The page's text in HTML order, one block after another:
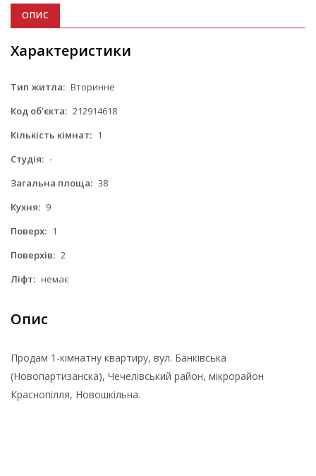
ОПИС
Характеристики
Тип житла: Вторинне
Код об'єкта: 212914618
Кількість кімнат: 1
Студія: -
Загальна площа: 38
Кухня: 9
Поверх: 1
Поверхів: 2
Ліфт: немає
Опис
Продам 1-кімнатну квартиру, вул. Банківська
(Новопартизанска), Чечелівський район, мікрорайон
Краснопілля, Новошкільна.